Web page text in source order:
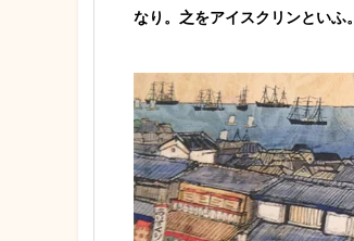
なり。之をアイスクリンといふ。